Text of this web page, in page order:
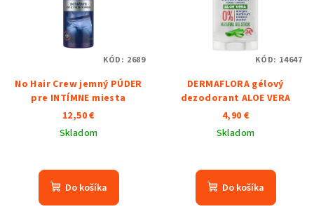
No Hair Crew jemný PÚDER
pre INTÍMNE miesta
12,50 €
Skladom
Do košíka
KÓD: 2689
DERMAFLORA gélový
dezodorant ALOE VERA
4,90 €
Skladom
hodnotenie
produktu
Do košíka
KÓD: 14647